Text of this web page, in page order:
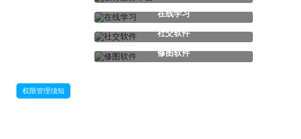
权限管理须知
在线学习
社交软件
修图软件